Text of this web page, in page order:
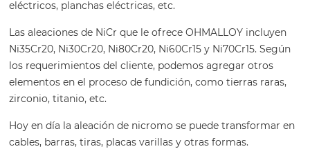
eléctricos, planchas eléctricas, etc.
Las aleaciones de NiCr que le ofrece OHMALLOY incluyen
Ni35Cr20, Ni30Cr20, Ni80Cr20, Ni60Cr15 y Ni70Cr15. Según
los requerimientos del cliente, podemos agregar otros
elementos en el proceso de fundición, como tierras raras,
zirconio, titanio, etc.
Hoy en día la aleación de nicromo se puede transformar en
cables, barras, tiras, placas varillas y otras formas.